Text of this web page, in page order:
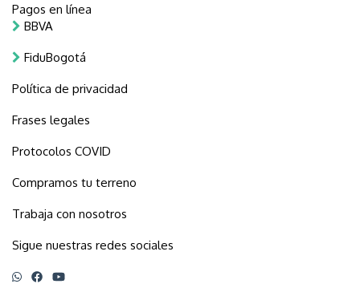
Pagos en línea
BBVA
FiduBogotá
Política de privacidad
Frases legales
Protocolos COVID
Compramos tu terreno
Trabaja con nosotros
Sigue nuestras redes sociales